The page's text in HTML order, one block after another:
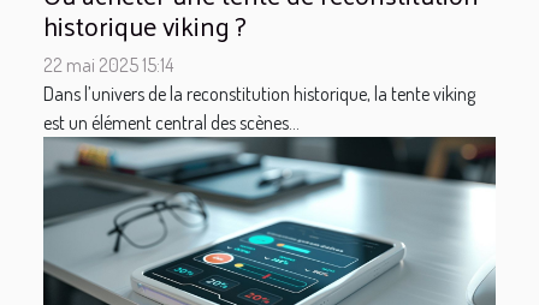
historique viking ?
22 mai 2025 15:14
Dans l’univers de la reconstitution historique, la tente viking
est un élément central des scènes...